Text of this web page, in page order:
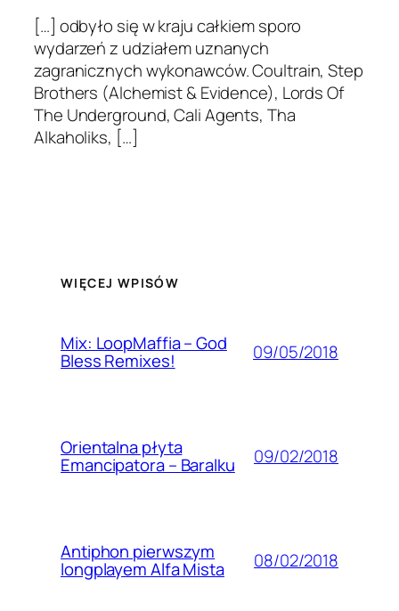
[…] odbyło się w kraju całkiem sporo
wydarzeń z udziałem uznanych
zagranicznych wykonawców. Coultrain, Step
Brothers (Alchemist & Evidence), Lords Of
The Underground, Cali Agents, Tha
Alkaholiks, […]
WIĘCEJ WPISÓW
Mix: LoopMaffia – God
Bless Remixes! 09/05/2018
Orientalna płyta
Emancipatora – Baralku 09/02/2018
Antiphon pierwszym
longplayem Alfa Mista 08/02/2018